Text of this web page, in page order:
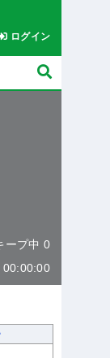
ログイン
ープ中 0
00:00:00